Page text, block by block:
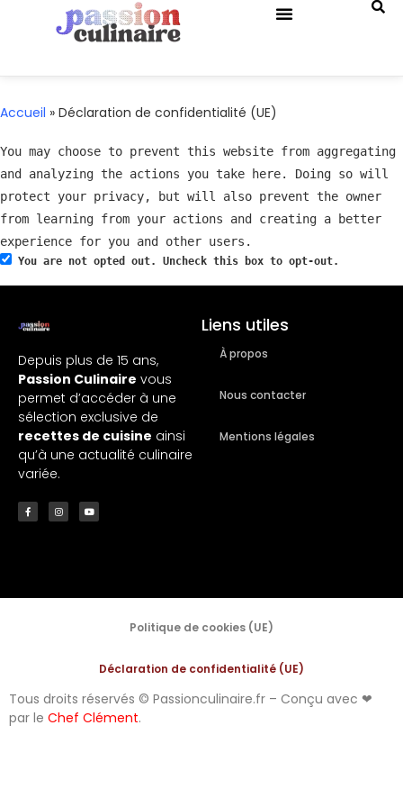
Accueil » Déclaration de confidentialité (UE)
You may choose to prevent this website from aggregating
and analyzing the actions you take here. Doing so will
protect your privacy, but will also prevent the owner
from learning from your actions and creating a better
experience for you and other users.
You are not opted out. Uncheck this box to opt-out.
Depuis plus de 15 ans,
Passion Culinaire vous
permet d’accéder à une
sélection exclusive de
recettes de cuisine ainsi
qu’à une actualité culinaire
variée.
Liens utiles
À propos
Nous contacter
Mentions légales
Politique de cookies (UE)
Déclaration de confidentialité (UE)
Tous droits réservés © Passionculinaire.fr – Conçu avec ❤
par le Chef Clément.